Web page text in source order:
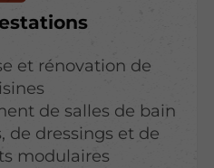
et rénovation de
de salles de bain
de dressings et de
modulaires